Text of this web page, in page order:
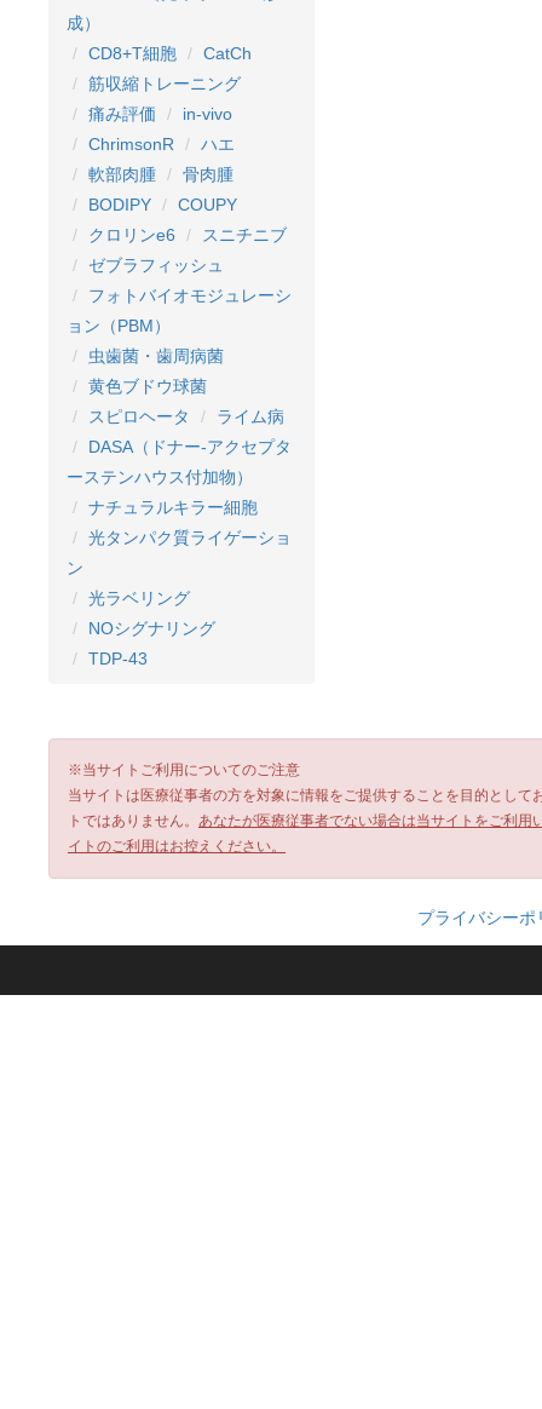
成）
CD8+T細胞
CatCh
筋収縮トレーニング
痛み評価
in-vivo
ChrimsonR
ハエ
軟部肉腫
骨肉腫
BODIPY
COUPY
クロリンe6
スニチニブ
ゼブラフィッシュ
フォトバイオモジュレーシ
ョン（PBM）
虫歯菌・歯周病菌
黄色ブドウ球菌
スピロヘータ
ライム病
DASA（ドナー-アクセプタ
ーステンハウス付加物）
ナチュラルキラー細胞
光タンパク質ライゲーショ
ン
光ラベリング
NOシグナリング
TDP-43
※当サイトご利用についてのご注意
当サイトは医療従事者の方を対象に情報をご提供することを目的とし
トではありません。 あなたが医療従事者でない場合は当サイトをご利
イトのご利用はお控えください。
プライバシーポ